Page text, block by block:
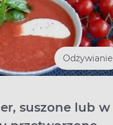
Odżywianie
suszone lub w